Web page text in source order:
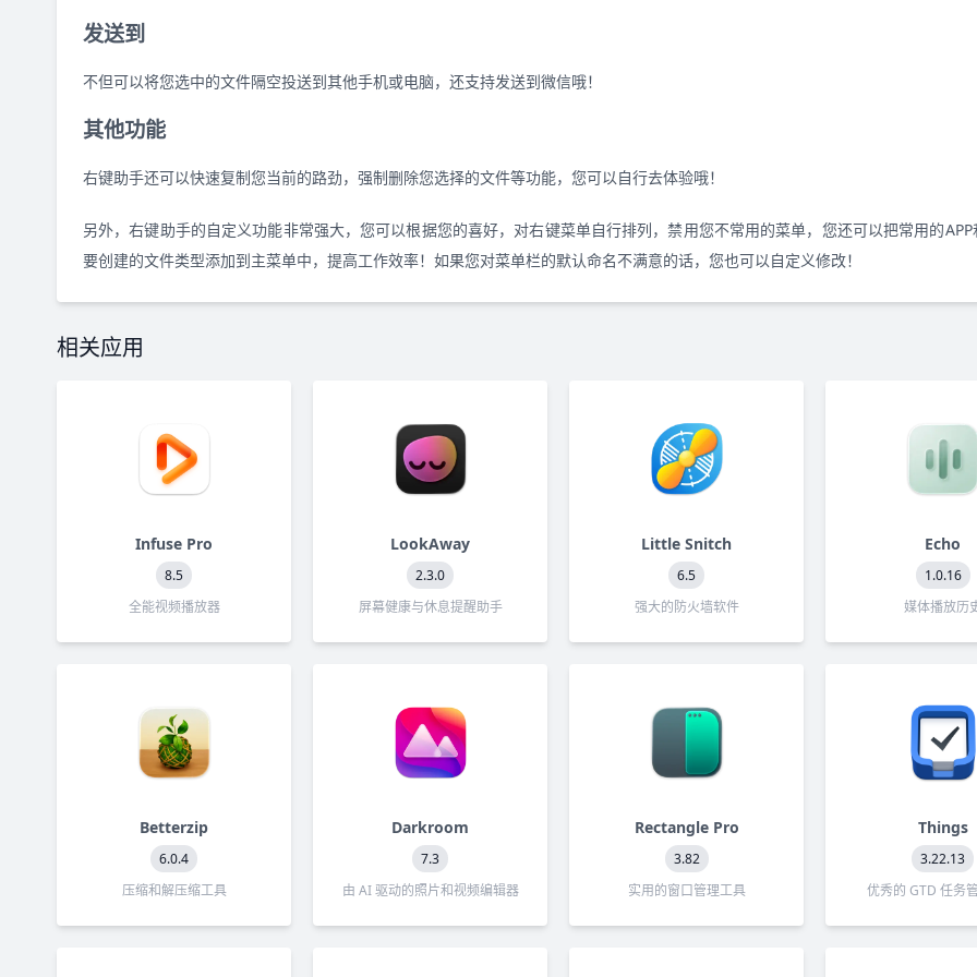
发送到
不但可以将您选中的文件隔空投送到其他手机或电脑，还支持发送到微信哦！
其他功能
右键助手还可以快速复制您当前的路劲，强制删除您选择的文件等功能，您可以自行去体验哦！
另外，右键助手的自定义功能非常强大，您可以根据您的喜好，对右键菜单自行排列，禁用您不常用的菜单，您还可以把常用的
要创建的文件类型添加到主菜单中，提高工作效率！如果您对菜单栏的默认命名不满意的话，您也可以自定义修改！
相关应用
Infuse Pro
8.5
全能视频播放器
LookAway
2.3.0
屏幕健康与休息提醒助手
Little Snitch
6.5
强大的防火墙软件
Echo
1.0.16
媒体播放历
Betterzip
6.0.4
压缩和解压缩工具
Darkroom
7.3
由 AI 驱动的照片和视频编辑器
Rectangle Pro
3.82
实用的窗口管理工具
Things
3.22.13
优秀的 GTD 任务